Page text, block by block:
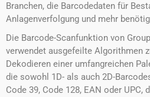
Branchen, die Barcodedaten für
Anlagenverfolgung und mehr
Die Barcode-Scanfunktion von
verwendet ausgefeilte Algorithmen
Dekodieren einer umfangreichen
die sowohl 1D- als auch 2D-
Code 39, Code 128, EAN oder UPC,